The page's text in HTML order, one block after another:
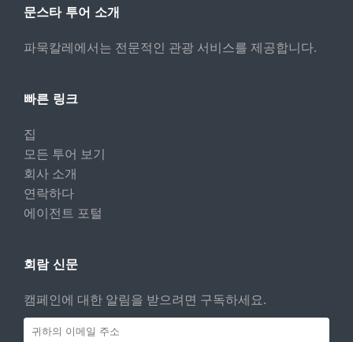
문스타 투어 소개
파묵칼레에서는 전문적인 관광 서비스를 제공합니다.
빠른 링크
집
모든 투어 보기
회사 소개
연락하다
에이전트 포털
회람 신문
캠페인에 대한 알림을 받으려면 구독하세요.